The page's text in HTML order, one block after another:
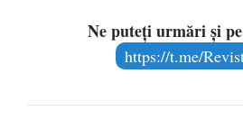
Ne puteți urmări și
https://t.me/